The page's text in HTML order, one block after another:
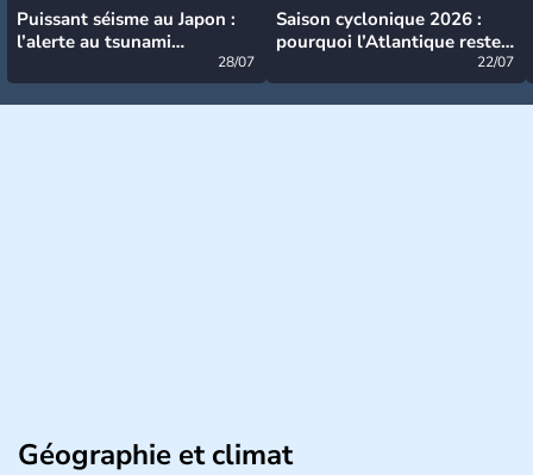
Puissant séisme au Japon :
l’alerte au tsunami
28/07
Saison cyclonique 2026 :
pourquoi l’Atlantique reste
22/07
Géographie et climat